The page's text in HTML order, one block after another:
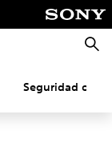
Seguridad